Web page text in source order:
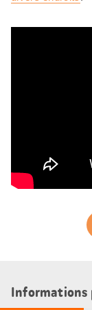
Informations